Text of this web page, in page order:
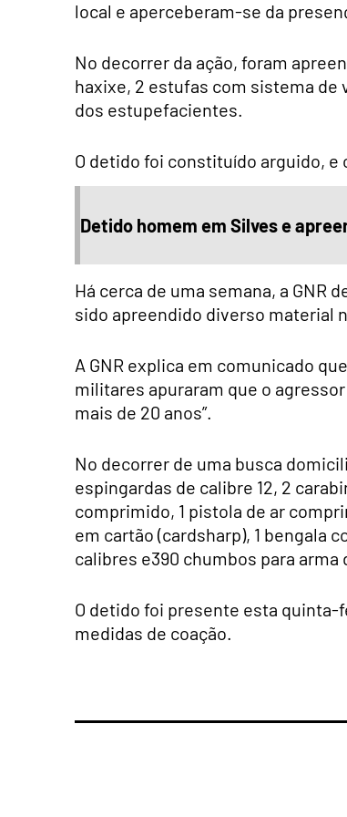
local e aperceberam-se da
No decorrer da ação, foram
haxixe, 2 estufas com sistema de
dos estupefacientes.
O detido foi constituído arguido, e
Detido homem em Silves e
Há cerca de uma semana, a GNR
sido apreendido diverso material
A GNR explica em comunicado
militares apuraram que o
mais de 20 anos”.
No decorrer de uma busca
espingardas de calibre 12, 2
comprimido, 1 pistola de ar
em cartão (cardsharp), 1 bengala
calibres e390 chumbos para
O detido foi presente esta quinta-
medidas de coação.